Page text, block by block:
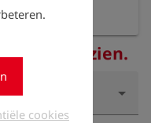
cookies
te zien.